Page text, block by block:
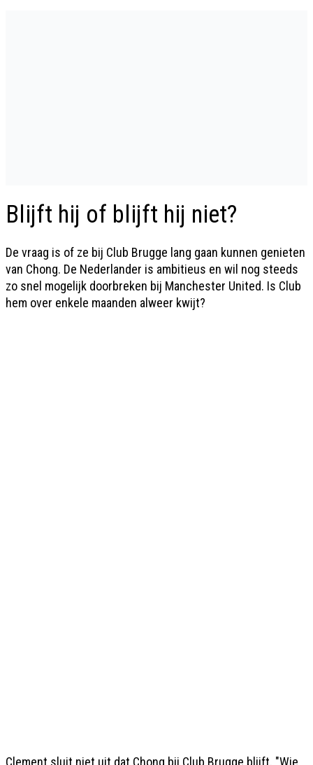
Blijft hij of blijft hij niet?
De vraag is of ze bij Club Brugge lang gaan kunnen genieten
van Chong. De Nederlander is ambitieus en wil nog steeds
zo snel mogelijk doorbreken bij Manchester United. Is Club
hem over enkele maanden alweer kwijt?
Clement sluit niet uit dat Chong bij Club Brugge blijft. "Wie